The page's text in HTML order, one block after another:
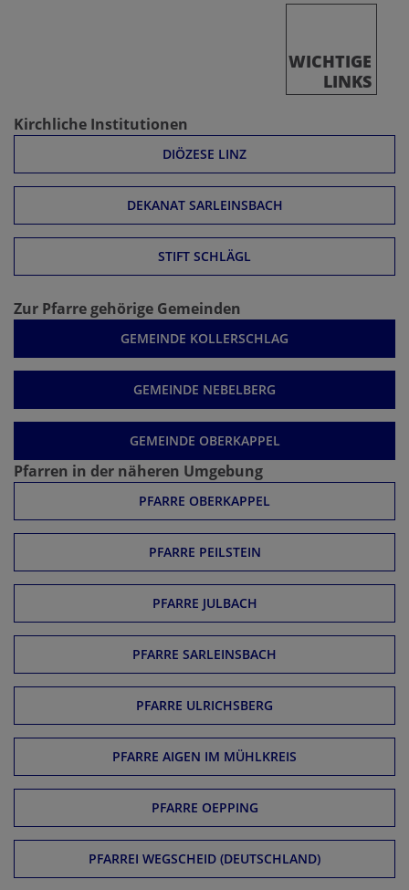
WICHTIGE
LINKS
Kirchliche Institutionen
DIÖZESE LINZ
DEKANAT SARLEINSBACH
STIFT SCHLÄGL
Zur Pfarre gehörige Gemeinden
GEMEINDE KOLLERSCHLAG
GEMEINDE NEBELBERG
GEMEINDE OBERKAPPEL
Pfarren in der näheren Umgebung
PFARRE OBERKAPPEL
PFARRE PEILSTEIN
PFARRE JULBACH
PFARRE SARLEINSBACH
PFARRE ULRICHSBERG
PFARRE AIGEN IM MÜHLKREIS
PFARRE OEPPING
PFARREI WEGSCHEID (DEUTSCHLAND)